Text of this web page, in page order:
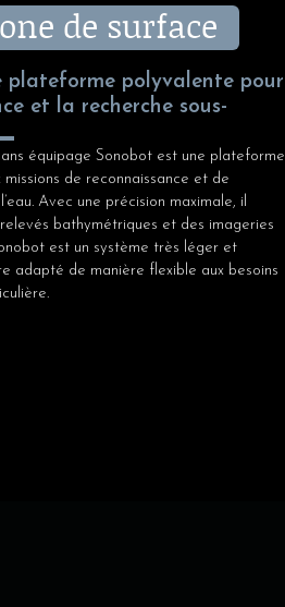
de surface
plateforme polyvalente pour
et la recherche sous-
équipage Sonobot est une plateforme
de reconnaissance et de
Avec une précision maximale, il
bathymétriques et des imageries
est un système très léger et
adapté de manière flexible aux besoins